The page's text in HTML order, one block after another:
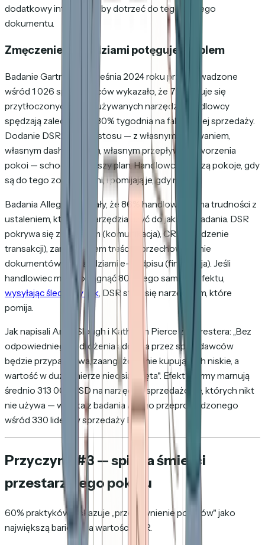
dodatkowy interfejs, żeby dotrzeć do tego samego
dokumentu.
Zmęczenie narzędziami potęguje problem
Badanie Gartnera z września 2024 roku przeprowadzone
wśród 1 026 sprzedawców wykazało, że 72% czuje się
przytłoczonych liczbą używanych narzędzi. Handlowcy
spędzają zaledwie 28–30% tygodnia na faktycznej sprzedaży.
Dodanie DSR do tego stosu — z własnym logowaniem,
własnym dashboardem, własnym przepływem tworzenia
pokoi — schodzi na dalszy plan. Handlowcy tworzą pokoje, gdy
są do tego zobowiązani, i pomijają je, gdy mogą.
Badania Allego wykazały, że 86% handlowców ma trudności z
ustaleniem, którego narzędzia użyć do jakiego zadania. DSR
pokrywa się z e-mailem (komunikacja), CRM (śledzenie
transakcji), zarządzaniem treścią (przechowywanie
dokumentów) i narzędziami e-podpisu (finalizacja). Jeśli
handlowiec może osiągnąć 80% tego samego efektu,
wysyłając śledzony link , DSR staje się narzędziem, które
pomija.
Jak napisali Anne Slough i Kathleen Pierce z Forrestera: „Bez
odpowiedniego wdrożenia adopcja przez sprzedawców
będzie przypadkowa, zaangażowanie kupujących niskie, a
wartość w dużej mierze nieosiągnięta". Efekt? Firmy marnują
średnio 313 000 USD na narzędzia sprzedażowe, których nikt
nie używa — wynika z badania Allego przeprowadzonego
wśród 330 liderów sprzedaży B2B.
Przyczyna #3 — spirala śmierci
przestarzałego pokoju
60% praktyków wskazuje „przedawnienie pokojów" jako
największą barierę dla wartości DSR.